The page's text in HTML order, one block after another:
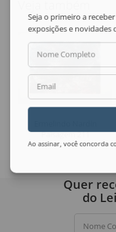
Paisagem 211
Seja o primeiro a
exposições e novidades
Nome Completo
Email
Ao assinar, você concorda
Quer
do
Nome